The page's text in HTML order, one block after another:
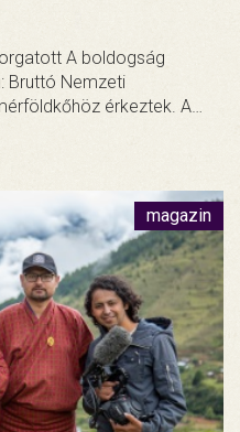
A boldogság
Bruttó Nemzeti
érkeztek. A…
magazin